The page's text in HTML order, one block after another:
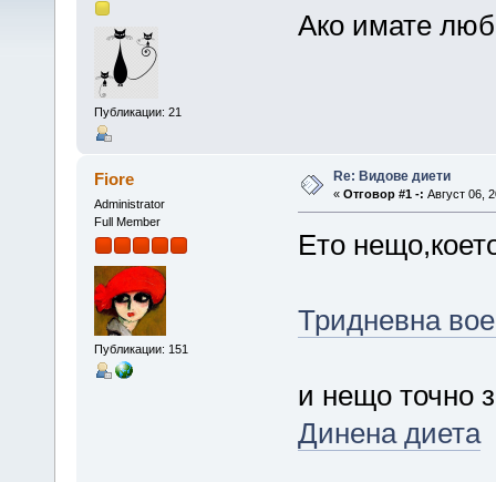
Публикации: 21
Ако имате
Fiore
Administrator
Full Member
Публикации: 151
Re: Видове диети
« Отговор #1 -: Август 06,
Ето
Тридневна
и нещо точно
Динена диета